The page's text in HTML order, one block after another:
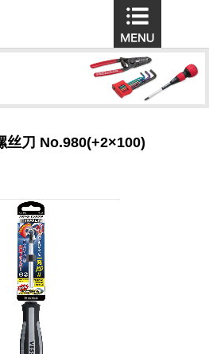
丝刀 No.980(+2×100)